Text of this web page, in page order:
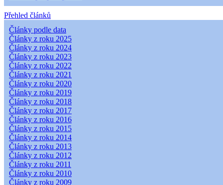
Přehled článků
Články podle data
Články z roku 2025
Články z roku 2024
Články z roku 2023
Články z roku 2022
Články z roku 2021
Články z roku 2020
Články z roku 2019
Články z roku 2018
Články z roku 2017
Články z roku 2016
Články z roku 2015
Články z roku 2014
Články z roku 2013
Články z roku 2012
Články z roku 2011
Články z roku 2010
Články z roku 2009